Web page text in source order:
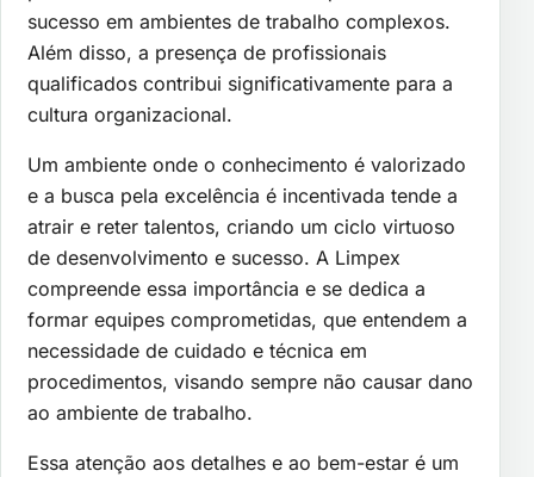
sucesso em ambientes de trabalho complexos.
Além disso, a presença de profissionais
qualificados contribui significativamente para a
cultura organizacional.
Um ambiente onde o conhecimento é valorizado
e a busca pela excelência é incentivada tende a
atrair e reter talentos, criando um ciclo virtuoso
de desenvolvimento e sucesso. A Limpex
compreende essa importância e se dedica a
formar equipes comprometidas, que entendem a
necessidade de cuidado e técnica em
procedimentos, visando sempre não causar dano
ao ambiente de trabalho.
Essa atenção aos detalhes e ao bem-estar é um